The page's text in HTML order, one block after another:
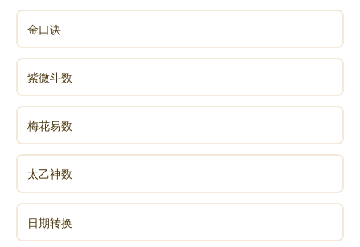
二、天地万物众生与我，在无始以来的轮回中，皆曾
互为父母亲眷。故今朝放生，等于拯救自己前世的亲
人。
三、天地万物众生与我，在过去的轮回中，皆曾互为
冤家仇敌。故今朝放生，可解冤释仇，消灾免难，免除
冤杀恶报。
四、天地万物众生，皆有灵性，皆知趋吉避凶，皆贪
生怕死，皆有悲欢喜怒。今朝放生，物类皆知感恩图
报，缔结善缘。
金口诀
紫微斗数
梅花易数
太乙神数
日期转换